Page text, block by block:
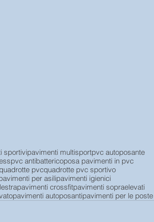
sportivipavimenti multisportpvc autoposante
pvc antibattericoposa pavimenti in pvc
quadrotte pvcquadrotte pvc sportivo
per asilipavimenti igienici
pavimenti crossfitpavimenti sopraelevati
pavimenti autoposantipavimenti per le poste